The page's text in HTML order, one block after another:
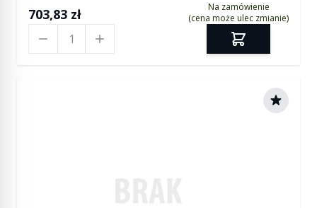
703,83 zł
Na zamówienie
(cena może ulec zmianie)